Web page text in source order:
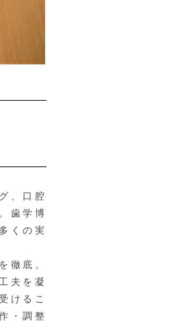
、口腔
歯学博
くの実
徹底。
夫を凝
けるこ
・調整